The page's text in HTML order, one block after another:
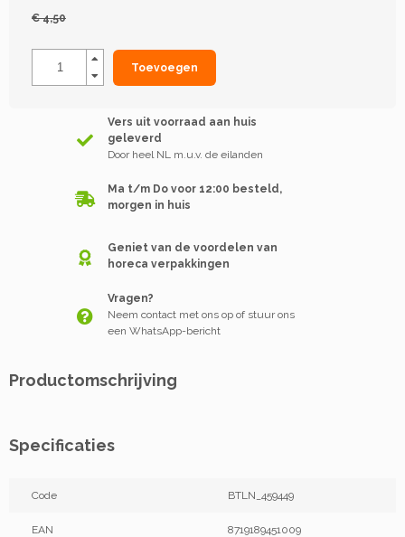
€ 4,50
Toevoegen
Vers uit voorraad aan huis
geleverd
Door heel NL m.u.v. de eilanden
Ma t/m Do voor 12:00 besteld,
morgen in huis
Geniet van de voordelen van
horeca verpakkingen
Vragen?
Neem contact met ons op of stuur ons
een WhatsApp-bericht
Productomschrijving
Specificaties
Code BTLN_459449
EAN 8719189451009